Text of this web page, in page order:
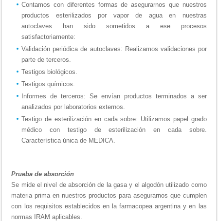
Contamos con diferentes formas de asegurarnos que nuestros
productos esterilizados por vapor de agua en nuestras
autoclaves han sido sometidos a ese procesos
satisfactoriamente:
Validación periódica de autoclaves: Realizamos validaciones por
parte de terceros.
Testigos biológicos.
Testigos químicos.
Informes de terceros: Se envían productos terminados a ser
analizados por laboratorios externos.
Testigo de esterilización en cada sobre: Utilizamos papel grado
médico con testigo de esterilización en cada sobre.
Característica única de MEDICA.
Prueba de absorción
Se mide el nivel de absorción de la gasa y el algodón utilizado como
materia prima en nuestros productos para asegurarnos que cumplen
con los requisitos establecidos en la farmacopea argentina y en las
normas IRAM aplicables.